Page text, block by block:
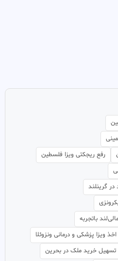
رفع ریجکتی ویزا فلسطین
گرینلند
باتجربه
اخذ ویزا پزشکی و درمانی ونزوئلا
تسهیل خرید ملک در بحرین